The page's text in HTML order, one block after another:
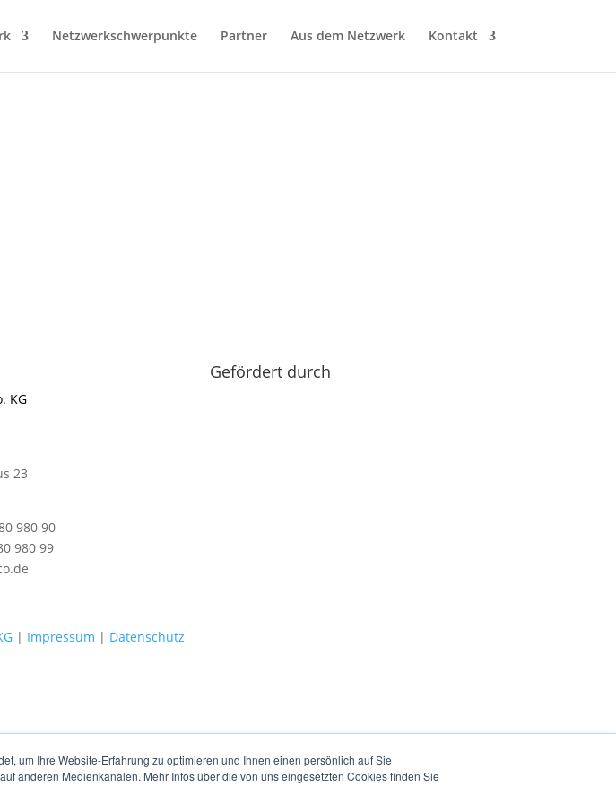
um Ihre Website-Erfahrung zu optimieren und Ihnen einen persönlich auf Sie
anderen Medienkanälen. Mehr Infos über die von uns eingesetzten Cookies finden Sie
Netzwerkschwerpunkte Partner Aus dem Netzwerk Kontakt
KG
23
980 90
980 99
Gefördert durch
| Impressum | Datenschutz